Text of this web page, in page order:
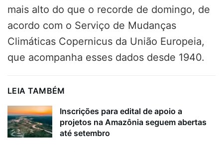
mais alto do que o recorde de domingo, de
acordo com o Serviço de Mudanças
Climáticas Copernicus da União Europeia,
que acompanha esses dados desde 1940.
LEIA TAMBÉM
Inscrições para edital de apoio a
projetos na Amazônia seguem abertas
até setembro